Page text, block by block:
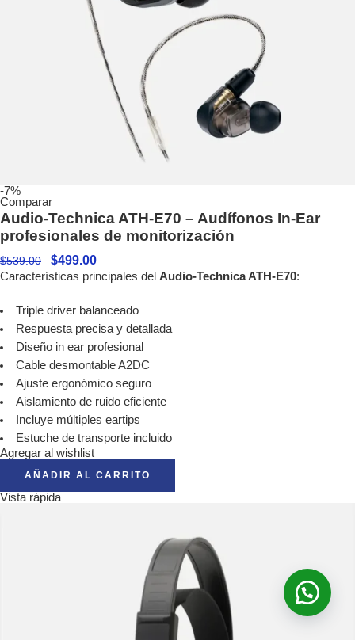
-7%
Comparar
Audio-Technica ATH-E70 – Audífonos In-Ear
profesionales de monitorización
$539.00 $499.00
Características principales del Audio-Technica ATH-E70:
Triple driver balanceado
Respuesta precisa y detallada
Diseño in ear profesional
Cable desmontable A2DC
Ajuste ergonómico seguro
Aislamiento de ruido eficiente
Incluye múltiples eartips
Estuche de transporte incluido
Agregar al wishlist
AÑADIR AL CARRITO
Vista rápida